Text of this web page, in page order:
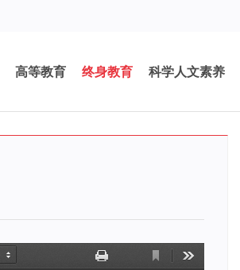
高等教育 终身教育 科学人文素养